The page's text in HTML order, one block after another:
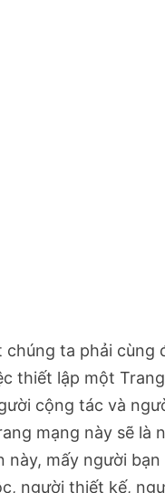
ta phải cùng
thiết lập một
cộng tác và
mạng này sẽ là
này, mấy người
người thiết kế,